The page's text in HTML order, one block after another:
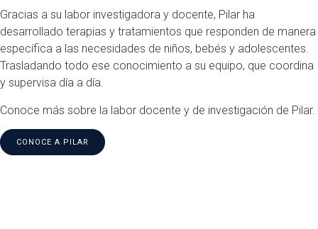
Gracias a su labor investigadora y docente, Pilar ha
desarrollado terapias y tratamientos que responden de manera
específica a las necesidades de niños, bebés y adolescentes.
Trasladando todo ese conocimiento a su equipo, que coordina
y supervisa día a día.
Conoce más sobre la labor docente y de investigación de Pilar.
CONOCE A PILAR